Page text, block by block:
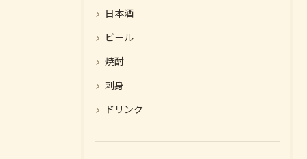
日本酒
ビール
焼酎
刺身
ドリンク
お気軽にお問い合わせください
お気軽にお問い合わせください